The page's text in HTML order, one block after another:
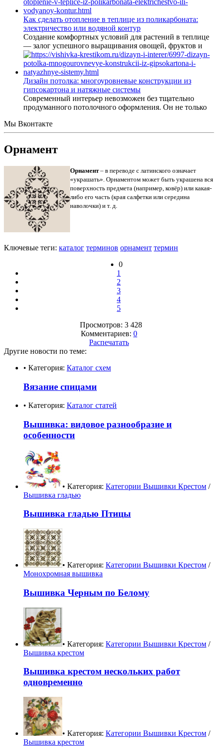
Как сделать отопление в теплице из поликарбоната:
электричество или водяной контур
Создание комфортных условий для растений в теплице
— залог успешного выращивания овощей, фруктов и
Дизайн потолка: многоуровневые конструкции из
гипсокартона и натяжные системы
Современный интерьер невозможен без тщательно
продуманного потолочного оформления. Он не только
Мы Вконтакте
Орнамент
Орнамент– в переводе с латинского означает
«украшать». Орнаментом может быть украшена вся
поверхность предмета (например, ковёр) или какая-
либо его часть (края салфетки или середина
наволочки) и т. д.
Ключевые теги: каталог терминов орнамент термин
0
1
2
3
4
5
Просмотров: 3 428
Комментариев: 0
Распечатать
Другие новости по теме:
• Категория: Каталог схем
Вязание спицами
• Категория: Каталог статей
Вышивка: видовое разнообразие и
особенности
• Категория: Категории Вышивки Крестом /
Вышивка гладью
Вышивка гладью Птицы
• Категория: Категории Вышивки Крестом /
Монохромная вышивка
Вышивка Черным по Белому
• Категория: Категории Вышивки Крестом /
Вышивка крестом
Вышивка крестом нескольких работ
одновременно
• Категория: Категории Вышивки Крестом /
Вышивка крестом